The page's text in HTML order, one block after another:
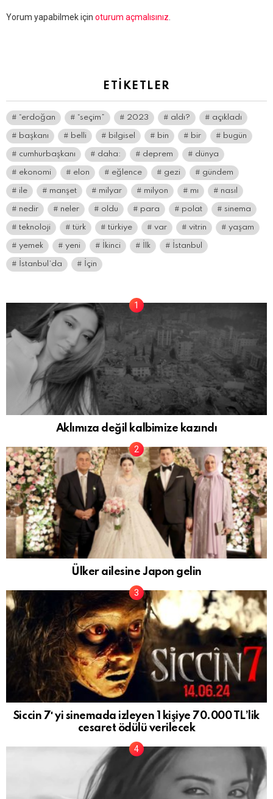
Bir
Yorum yapabilmek için oturum açmalısınız.
ETIKETLER
“erdoğan “seçim” 2023 aldı? açıkladı
başkanı belli bilgisel bin bir bugün
cumhurbaşkanı daha: deprem dünya
ekonomi elon eğlence gezi gündem
ile manşet milyar milyon mı nasıl
nedir neler oldu para polat sinema
teknoloji türk türkiye var vitrin yaşam
yemek yeni İkinci İlk İstanbul
İstanbul’da İçin
Aklımıza değil kalbimize kazındı
Ülker ailesine Japon gelin
Siccin 7′ yi sinemada izleyen 1 kişiye 70.000 TL’lik
cesaret ödülü verilecek